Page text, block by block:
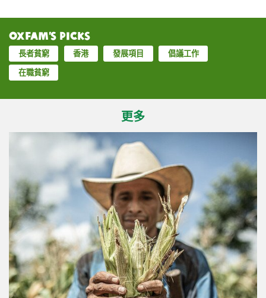
Oxfam’s Picks
長者貧窮 香港 發展項目 倡議工作
在職貧窮
更多